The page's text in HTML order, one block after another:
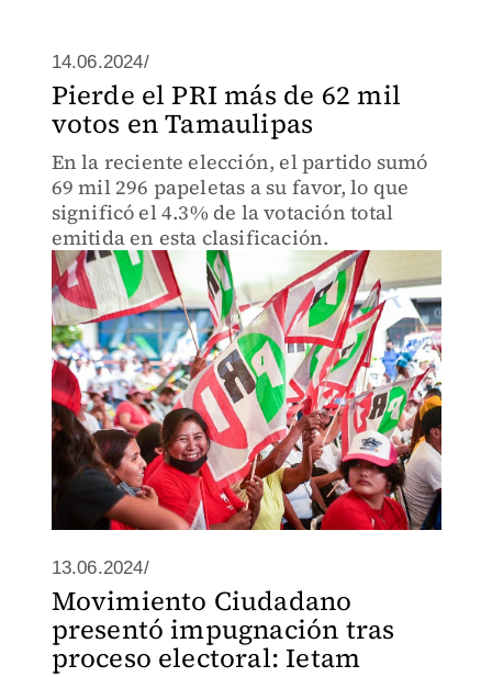
14.06.2024/
Pierde el PRI más de 62 mil
votos en Tamaulipas
En la reciente elección, el partido sumó
69 mil 296 papeletas a su favor, lo que
significó el 4.3% de la votación total
emitida en esta clasificación.
13.06.2024/
Movimiento Ciudadano
presentó impugnación tras
proceso electoral: Ietam